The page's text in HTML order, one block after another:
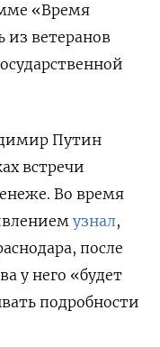
«Время
из ветеранов
Путин
встречи
Во время
узнал,
после
у него «будет
подробности